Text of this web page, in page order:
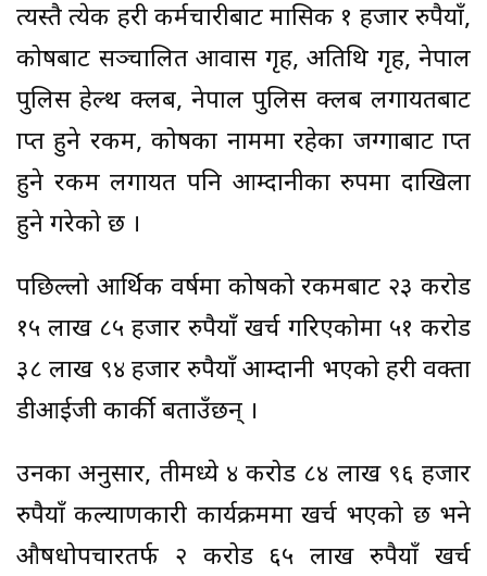
त्यस्तै प्रत्येक प्रहरी कर्मचारीबाट मासिक १ हजार रुपैयाँ,
कोषबाट सञ्चालित आवास गृह, अतिथि गृह, नेपाल
पुलिस हेल्थ क्लब, नेपाल पुलिस क्लब लगायतबाट
प्राप्त हुने रकम, कोषका नाममा रहेका जग्गाबाट प्राप्त
हुने रकम लगायत पनि आम्दानीका रुपमा दाखिला
हुने गरेको छ ।
पछिल्लो आर्थिक वर्षमा कोषको रकमबाट २३ करोड
१५ लाख ८५ हजार रुपैयाँ खर्च गरिएकोमा ५१ करोड
३८ लाख ९४ हजार रुपैयाँ आम्दानी भएको प्रहरी प्रवक्ता
डीआईजी कार्की बताउँछन् ।
उनका अनुसार, तीमध्ये ४ करोड ८४ लाख ९६ हजार
रुपैयाँ कल्याणकारी कार्यक्रममा खर्च भएको छ भने
औषधोपचारतर्फ २ करोड ६५ लाख रुपैयाँ खर्च